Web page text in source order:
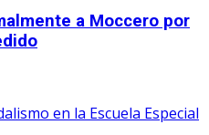
a Moccero por